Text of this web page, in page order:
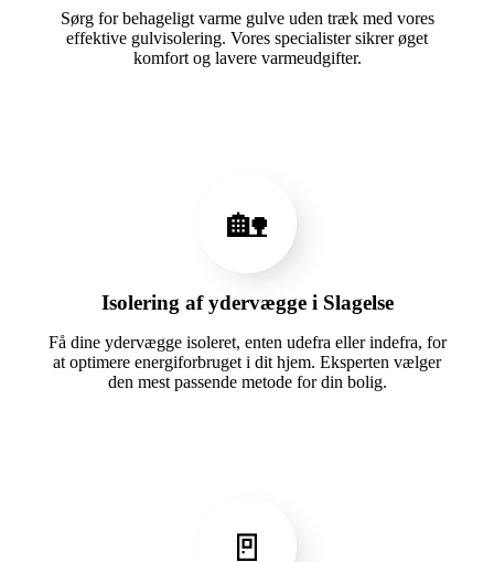
Sørg for behageligt varme gulve uden træk med vores
effektive gulvisolering. Vores specialister sikrer øget
komfort og lavere varmeudgifter.
🏡
Isolering af ydervægge i Slagelse
Få dine ydervægge isoleret, enten udefra eller indefra, for
at optimere energiforbruget i dit hjem. Eksperten vælger
den mest passende metode for din bolig.
🚪